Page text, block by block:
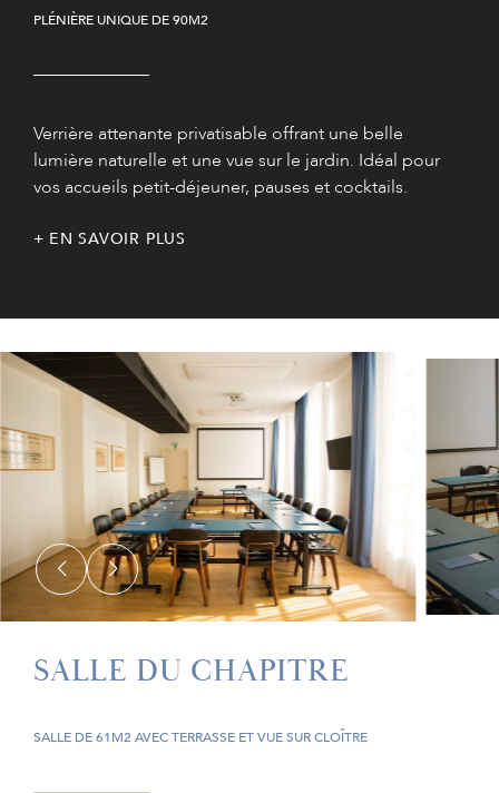
PLÉNIÈRE UNIQUE DE 90M2
Verrière attenante privatisable offrant une belle
lumière naturelle et une vue sur le jardin. Idéal pour
vos accueils petit-déjeuner, pauses et cocktails.
EN SAVOIR PLUS
SALLE DU CHAPITRE
SALLE DE 61M2 AVEC TERRASSE ET VUE SUR CLOÎTRE